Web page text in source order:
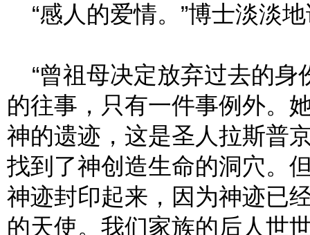
“感人的爱情。”博士淡淡
“曾祖母决定放弃过去的身
的往事，只有一件事例外。
神的遗迹，这是圣人拉斯普
找到了神创造生命的洞穴。
神迹封印起来，因为神迹已
的天使。我们家族的后人世